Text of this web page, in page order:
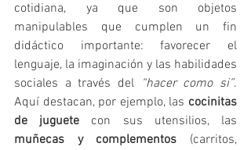
cotidiana, ya que son objetos
manipulables que cumplen un fin
didáctico importante: favorecer el
lenguaje, la imaginación y las habilidades
sociales a través del “hacer como si”.
Aquí destacan, por ejemplo, las cocinitas
de juguete
muñecas y complementos (carritos,